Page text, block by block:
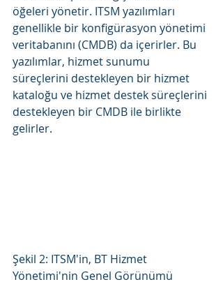
öğeleri yönetir. ITSM yazılımları
genellikle bir konfigürasyon yönetimi
veritabanını (CMDB) da içerirler. Bu
yazılımlar, hizmet sunumu
süreçlerini destekleyen bir hizmet
kataloğu ve hizmet destek süreçlerini
destekleyen bir CMDB ile birlikte
gelirler.
Şekil 2: ITSM'in, BT Hizmet
Yönetimi'nin Genel Görünümü